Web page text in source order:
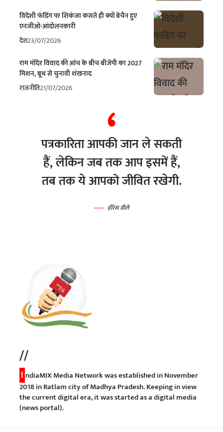
विदेशी फंडिंग पर शिकंजा कसते ही क्यों बेचैन हुए
एनजीओ-आंदोलनकारी
देश23/07/2026
राम मंदिर विवाद की आंच के बीच बीजेपी का 2027
मिशन, बूथ से चुनावी शंखनाद
राजनीति21/07/2026
पत्रकारिता आपकी जान ले सकती
हैं, लेकिन जब तक आप इसमें हैं,
तब तक ये आपको जीवित रखेगी.
होरेस ग्रीले
//
I ndiaMIX Media Network was established in November
2018 in Ratlam city of Madhya Pradesh. Keeping in view
the current digital era, it was started as a digital media
(news portal).